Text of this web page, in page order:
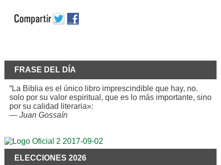
FRASE DEL DÍA
“La Biblia es el único libro imprescindible que hay, no.
solo por su valor espiritual, que es lo más importante, sino
por su calidad literaria»:
— Juan Gossaín
ELECCIONES 2026